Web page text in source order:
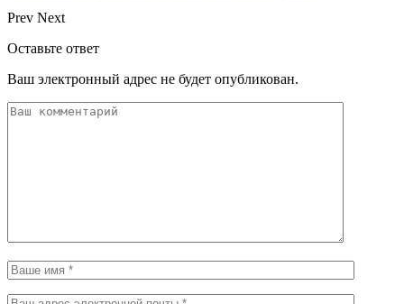
Prev Next
Оставьте ответ
Ваш электронный адрес не будет опубликован.